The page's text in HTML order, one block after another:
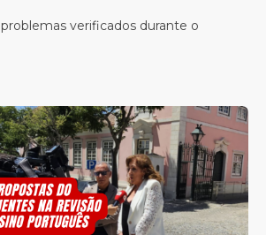
verificados durante o